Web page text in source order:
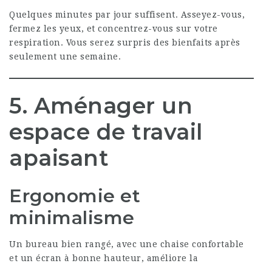
Quelques minutes par jour suffisent. Asseyez-vous,
fermez les yeux, et concentrez-vous sur votre
respiration. Vous serez surpris des bienfaits après
seulement une semaine.
5. Aménager un
espace de travail
apaisant
Ergonomie et
minimalisme
Un bureau bien rangé, avec une chaise confortable
et un écran à bonne hauteur, améliore la